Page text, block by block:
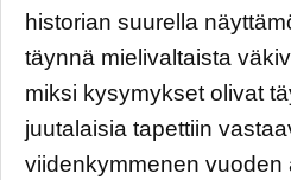
historian suurella
täynnä mielivaltaista
miksi kysymykset olivat
juutalaisia tapettiin
viidenkymmenen vuoden